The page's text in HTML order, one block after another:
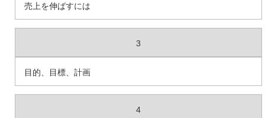
売上を伸ばすには
3
目的、目標、計画
4